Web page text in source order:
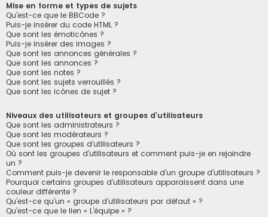
Mise en forme et types de sujets
Qu’est-ce que le BBCode ?
Puis-je insérer du code HTML ?
Que sont les émoticônes ?
Puis-je insérer des images ?
Que sont les annonces générales ?
Que sont les annonces ?
Que sont les notes ?
Que sont les sujets verrouillés ?
Que sont les icônes de sujet ?
Niveaux des utilisateurs et groupes d’utilisateurs
Que sont les administrateurs ?
Que sont les modérateurs ?
Que sont les groupes d’utilisateurs ?
Où sont les groupes d’utilisateurs et comment puis-je en rejoindre
un ?
Comment puis-je devenir le responsable d’un groupe d’utilisateurs ?
Pourquoi certains groupes d’utilisateurs apparaissent dans une
couleur différente ?
Qu’est-ce qu’un « groupe d’utilisateurs par défaut » ?
Qu’est-ce que le lien « L’équipe » ?